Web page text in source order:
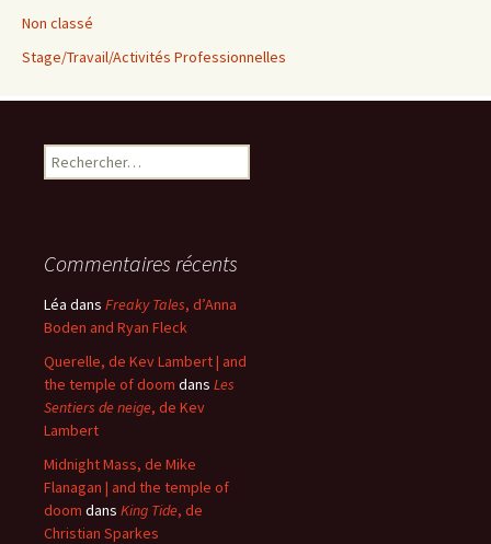
Non classé
Stage/Travail/Activités Professionnelles
Rechercher :
Commentaires récents
Léa dans Freaky Tales, d’Anna
Boden and Ryan Fleck
Querelle, de Kev Lambert | and
the temple of doom dans Les
Sentiers de neige, de Kev
Lambert
Midnight Mass, de Mike
Flanagan | and the temple of
doom dans King Tide, de
Christian Sparkes